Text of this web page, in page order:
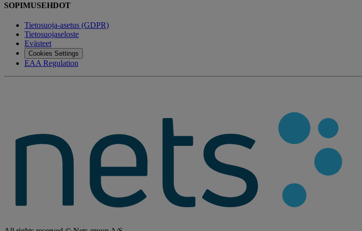
SOPIMUSEHDOT
Tietosuoja-asetus (GDPR)
Tietosuojaseloste
Evästeet
Cookies Settings
EAA Regulation